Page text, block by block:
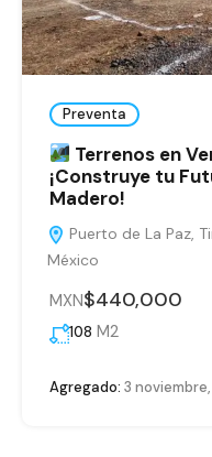
Preventa
Terrenos en
¡Construye tu
Madero!
Puerto de La Paz,
México
MXN$440,000
108 M2
Agregado: 3